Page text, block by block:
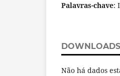
Palavras-chave:
DOWNLOADS
Não há dados